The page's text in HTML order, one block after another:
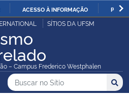
IR
PARA
O
CONTEÚDO
ACESSO À INFORMAÇÃO
Pública
SÍTIOS DA UFSM
– Campus Frederico Westphalen
do Sítio
Busca
Buscar no no Sítio
Busca: